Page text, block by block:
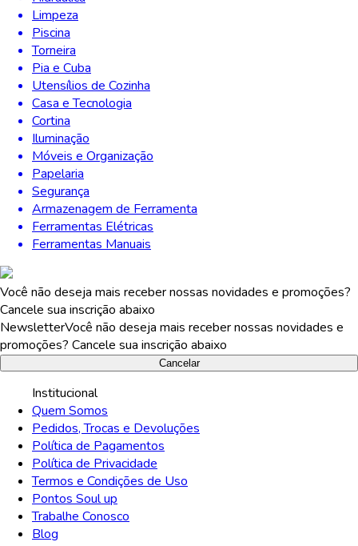
Limpeza
Piscina
Torneira
Pia e Cuba
Utensílios de Cozinha
Casa e Tecnologia
Cortina
Iluminação
Móveis e Organização
Papelaria
Segurança
Armazenagem de Ferramenta
Ferramentas Elétricas
Ferramentas Manuais
Você não deseja mais receber nossas novidades e promoções?
Cancele sua inscrição abaixo
NewsletterVocê não deseja mais receber nossas novidades e
promoções? Cancele sua inscrição abaixo
Cancelar
Institucional
Quem Somos
Pedidos, Trocas e Devoluções
Política de Pagamentos
Política de Privacidade
Termos e Condições de Uso
Pontos Soul up
Trabalhe Conosco
Blog